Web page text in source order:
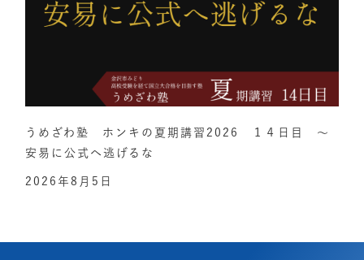
うめざわ塾 ホンキの夏期講習2026 １４日目 ～
安易に公式へ逃げるな
2026年8月5日